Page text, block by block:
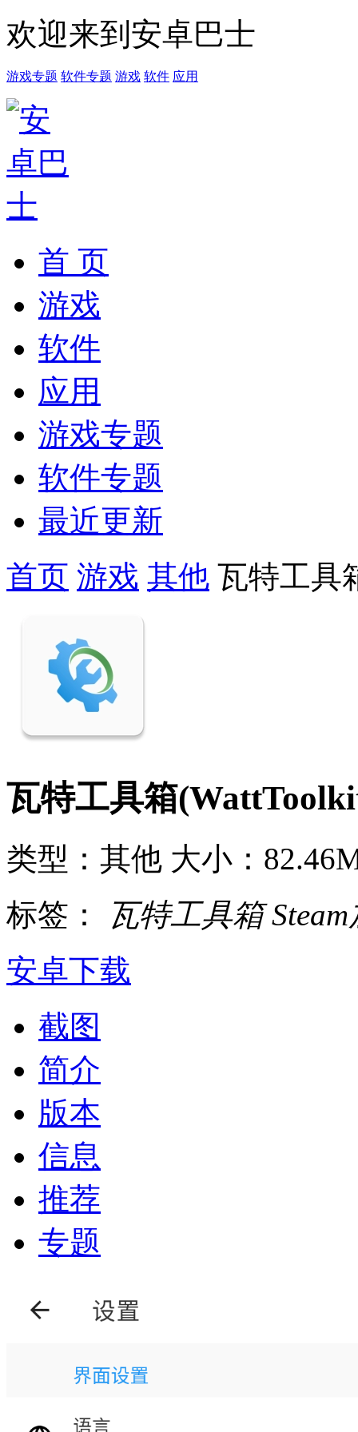
欢迎来到安卓巴士
游戏专题 软件专题 游戏 软件 应用
首 页
游戏
软件
应用
游戏专题
软件专题
最近更新
首页 游戏 其他 瓦特工具
瓦特工具箱
类型：其他 大小：
标签：
瓦特工具箱
安卓下载
截图
简介
版本
信息
推荐
专题